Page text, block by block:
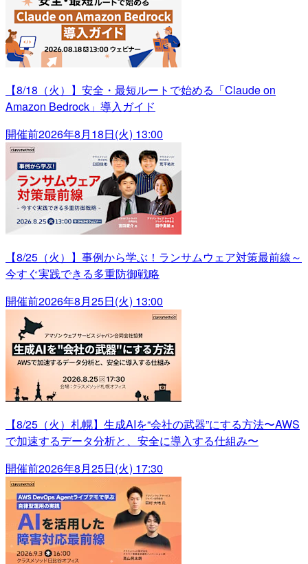
【8/18（火）】安全・最短ルートで始める「Claude on
Amazon Bedrock」導入ガイド
開催前2026年8月18日(火) 13:00
【8/25（火）】事例から学ぶ！ランサムウェア対策最前線～
今すぐ実践できる多重防御戦略
開催前2026年8月25日(火) 13:00
【8/25（火）札幌】生成AIを“会社の武器”にする方法〜AWS
で加速するデータ分析と、安全に導入する仕組み〜
開催前2026年8月25日(火) 17:30